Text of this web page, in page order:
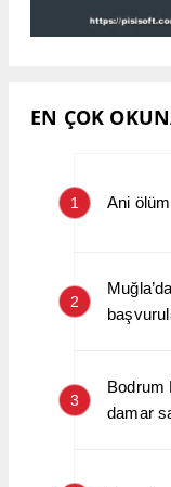
EN ÇOK
1 Ani
2
3
Bodrum
damar